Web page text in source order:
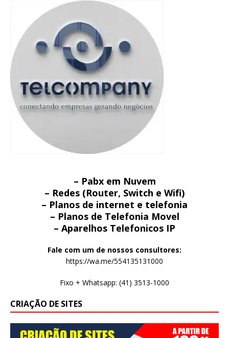
– Pabx em Nuvem
– Redes (Router, Switch e Wifi)
– Planos de internet e telefonia
– Planos de Telefonia Movel
– Aparelhos Telefonicos IP
Fale com um de nossos consultores:
https://wa.me/554135131000
Fixo + Whatsapp: (41) 3513-1000
CRIAÇÃO DE SITES